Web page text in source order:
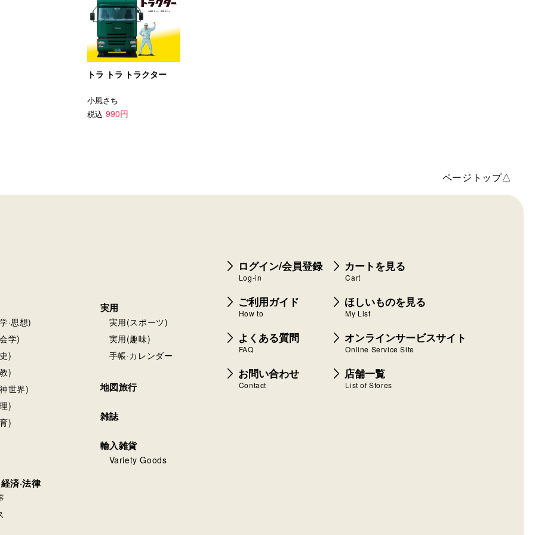
トラ トラ トラクター
小風さち
税込 990円
ページトップ△
·思想)
学)
)
)
世界)
)
)
済·法律
実用
実用(スポーツ)
実用(趣味)
手帳·カレンダー
地図旅行
雑誌
輸入雑貨
Variety Goods
ログイン/会員登録
Log-in
カートを見る
Cart
ご利用ガイド
How to
ほしいものを見る
My List
よくある質問
FAQ
オンラインサービスサイト
Online Service Site
お問い合わせ
Contact
店舗一覧
List of Stores